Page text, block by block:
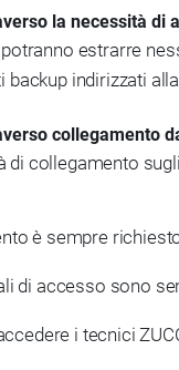
la necessità di
estrarre
indirizzati
collegamento
di collegamento
è sempre
di accesso sono
i tecnici